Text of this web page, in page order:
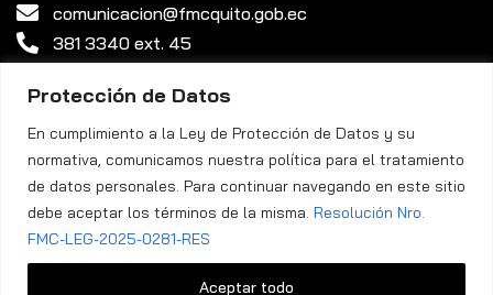
Protección de Datos
En cumplimiento a la Ley de Protección de Datos y su
normativa, comunicamos nuestra política para el tratamiento
de datos personales. Para continuar navegando en este sitio
debe aceptar los términos de la misma. Resolución Nro.
FMC-LEG-2025-0281-RES
Aceptar todo
comunicacion@fmcquito.gob.ec
381 3340 ext. 45
Política de Privacidad
Fundación Museos de la Ciudad Quito ©. Todos los Derechos